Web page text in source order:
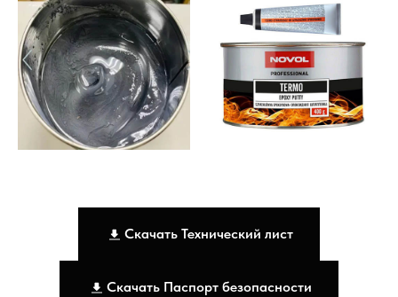
Скачать Технический лист
Скачать Паспорт безопасности